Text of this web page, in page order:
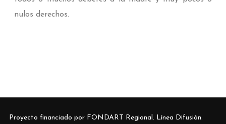
nulos derechos.
Proyecto financiado por FONDART Regional. Línea Difusión.